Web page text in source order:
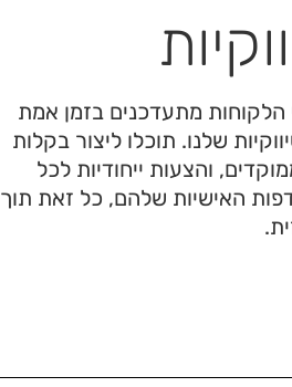
מתעדכנים בזמן אמת
שלנו. תוכלו ליצור בקלות
והצעות ייחודיות לכל
האישיות שלהם, כל זאת תוך